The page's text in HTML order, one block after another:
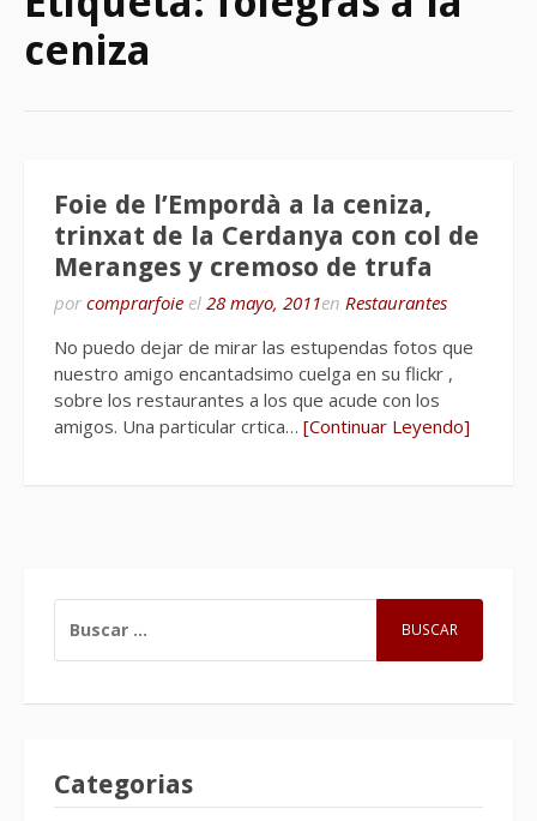
ceniza
Foie de l’Empordà a la ceniza,
trinxat de la Cerdanya con col de
Meranges y cremoso de trufa
por comprarfoie el 28 mayo, 2011en Restaurantes
No puedo dejar de mirar las estupendas fotos que
nuestro amigo encantadsimo cuelga en su flickr ,
sobre los restaurantes a los que acude con los
amigos. Una particular crtica… [Continuar Leyendo]
Categorias